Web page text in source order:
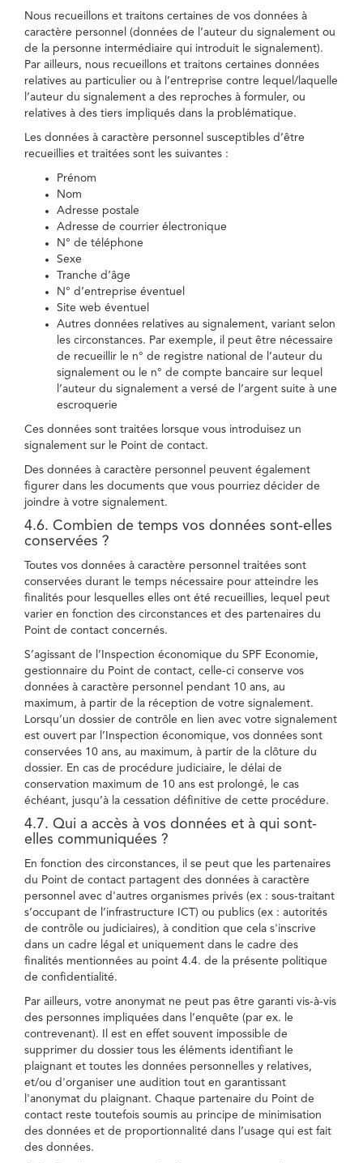
Nous recueillons et traitons certaines de vos données à
caractère personnel (données de l’auteur du signalement ou
de la personne intermédiaire qui introduit le signalement).
Par ailleurs, nous recueillons et traitons certaines données
relatives au particulier ou à l’entreprise contre lequel/laquelle
l’auteur du signalement a des reproches à formuler, ou
relatives à des tiers impliqués dans la problématique.
Les données à caractère personnel susceptibles d’être
recueillies et traitées sont les suivantes :
Prénom
Nom
Adresse postale
Adresse de courrier électronique
N° de téléphone
Sexe
Tranche d’âge
N° d’entreprise éventuel
Site web éventuel
Autres données relatives au signalement, variant selon
les circonstances. Par exemple, il peut être nécessaire
de recueillir le n° de registre national de l’auteur du
signalement ou le n° de compte bancaire sur lequel
l’auteur du signalement a versé de l’argent suite à une
escroquerie
Ces données sont traitées lorsque vous introduisez un
signalement sur le Point de contact.
Des données à caractère personnel peuvent également
figurer dans les documents que vous pourriez décider de
joindre à votre signalement.
4.6. Combien de temps vos données sont-elles
conservées ?
Toutes vos données à caractère personnel traitées sont
conservées durant le temps nécessaire pour atteindre les
finalités pour lesquelles elles ont été recueillies, lequel peut
varier en fonction des circonstances et des partenaires du
Point de contact concernés.
S’agissant de l’Inspection économique du SPF Economie,
gestionnaire du Point de contact, celle-ci conserve vos
données à caractère personnel pendant 10 ans, au
maximum, à partir de la réception de votre signalement.
Lorsqu’un dossier de contrôle en lien avec votre signalement
est ouvert par l’Inspection économique, vos données sont
conservées 10 ans, au maximum, à partir de la clôture du
dossier. En cas de procédure judiciaire, le délai de
conservation maximum de 10 ans est prolongé, le cas
échéant, jusqu’à la cessation définitive de cette procédure.
4.7. Qui a accès à vos données et à qui sont-
elles communiquées ?
En fonction des circonstances, il se peut que les partenaires
du Point de contact partagent des données à caractère
personnel avec d'autres organismes privés (ex : sous-traitant
s’occupant de l’infrastructure ICT) ou publics (ex : autorités
de contrôle ou judiciaires), à condition que cela s'inscrive
dans un cadre légal et uniquement dans le cadre des
finalités mentionnées au point 4.4. de la présente politique
de confidentialité.
Par ailleurs, votre anonymat ne peut pas être garanti vis-à-vis
des personnes impliquées dans l’enquête (par ex. le
contrevenant). Il est en effet souvent impossible de
supprimer du dossier tous les éléments identifiant le
plaignant et toutes les données personnelles y relatives,
et/ou d'organiser une audition tout en garantissant
l'anonymat du plaignant. Chaque partenaire du Point de
contact reste toutefois soumis au principe de minimisation
des données et de proportionnalité dans l’usage qui est fait
des données.